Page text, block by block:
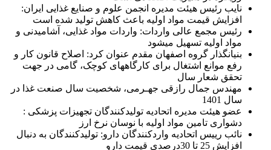
نایب رئیس هیئت مدیره انجمن علوم و صنایع غذایی ایران:
افزایش قیمت مواد اولیه باعث کاهش تولید شده است
رئیس مجمع عالی واردات: واردات مواد غذایی، آشامیدنی و
مواد اولیه تسهیل میشود
بنیانگذار گروه اصفهان مقدم عنوان کرد: اصلاح قانون کار و
رفع موانع اشتغال برای کارگاههای کوچک، گامی در جهت
تحقق شعار سال
مهندس جمال رازقی جهـرمی، شخصیت سال صنعت غذا در
سال 1401
عضو هیئت مدیره اتحادیه تولیدکنندگان تجهیزات پزشکی :
دشواری تامین مواد اولیه با نوسان نرخ ارز
نائب رییس اتحادیه واردکنندگان دارو: تولیدکنندگان به دنبال
افزایش 25 تا 30درصدی قیمت دارو